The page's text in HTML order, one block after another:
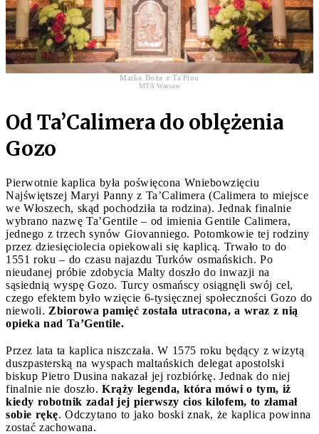
Matka Boża z Ta'Pinu
MTA Warsaw
Od Ta’Calimera do oblężenia
Gozo
Pierwotnie kaplica była poświęcona Wniebowzięciu
Najświętszej Maryi Panny z Ta’Calimera (Calimera to miejsce
we Włoszech, skąd pochodziła ta rodzina). Jednak finalnie
wybrano nazwę Ta’Gentile – od imienia Gentile Calimera,
jednego z trzech synów Giovanniego. Potomkowie tej rodziny
przez dziesięciolecia opiekowali się kaplicą. Trwało to do
1551 roku – do czasu najazdu Turków osmańskich. Po
nieudanej próbie zdobycia Malty doszło do inwazji na
sąsiednią wyspę Gozo. Turcy osmańscy osiągnęli swój cel,
czego efektem było wzięcie 6-tysięcznej społeczności Gozo do
niewoli. Zbiorowa pamięć została utracona, a wraz z nią
opieka nad Ta’Gentile.
Przez lata ta kaplica niszczała. W 1575 roku będący z wizytą
duszpasterską na wyspach maltańskich delegat apostolski
biskup Pietro Dusina nakazał jej rozbiórkę. Jednak do niej
finalnie nie doszło. Krąży legenda, która mówi o tym, iż
kiedy robotnik zadał jej pierwszy cios kilofem, to złamał
sobie rękę. Odczytano to jako boski znak, że kaplica powinna
zostać zachowana.